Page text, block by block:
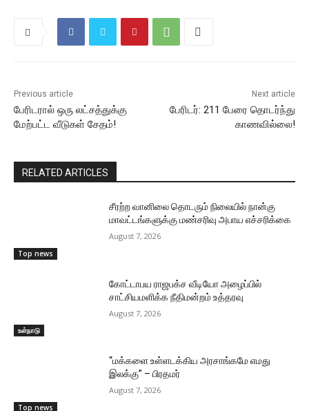
Previous article
பேரிடரால் ஒரு லட்சத்துக்கு
மேற்பட்ட வீடுகள் சேதம்!
Next article
பேரிடர்: 211 பேரை தொடர்ந்து
காணவில்லை!
RELATED ARTICLES
Top news
சீரற்ற வானிலை தொடரும் நிலையில் நான்கு
மாவட்டங்களுக்கு மண்சரிவு அபாய எச்சரிக்கை
August 7, 2026
உள்நாடு
கோட்டாபய ராஜபக்ச வீடியோ அழைப்பில்
சாட்சியமளிக்க நீதிமன்றம் உத்தரவு
August 7, 2026
Top news
“மக்களை உள்ளடக்கிய அரசாங்கமே எமது
இலக்கு” – பிரதமர்
August 7, 2026